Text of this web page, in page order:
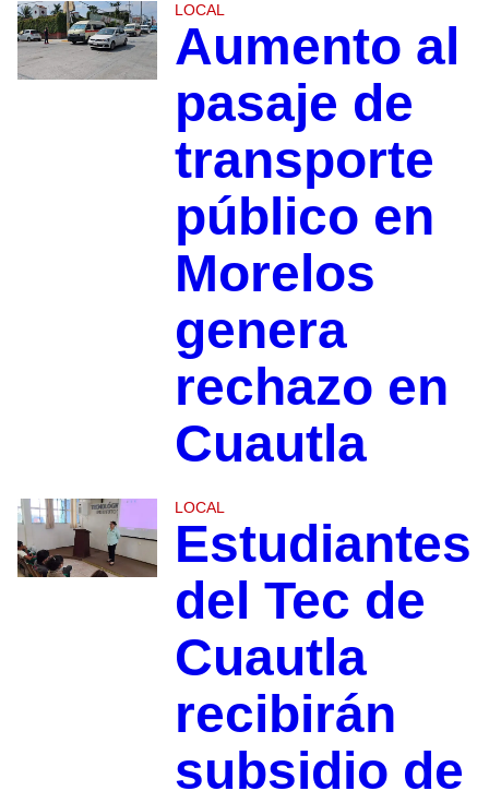
LOCAL
Aumento al
pasaje de
transporte
público en
Morelos
genera
rechazo en
Cuautla
LOCAL
Estudiantes
del Tec de
Cuautla
recibirán
subsidio de